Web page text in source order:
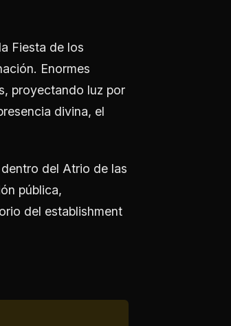
Fiesta de los
Enormes
proyectando luz por
divina, el
del Atrio de las
pública,
del establishment